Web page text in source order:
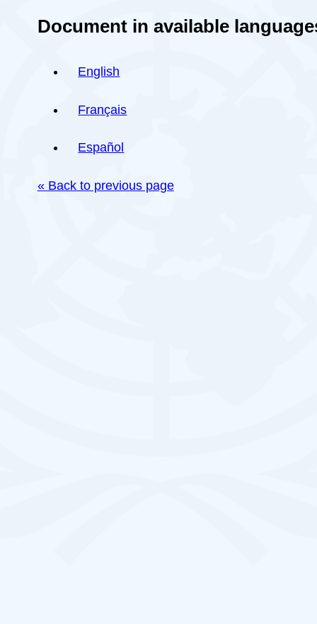
Document in available
English
Français
Español
« Back to previous page